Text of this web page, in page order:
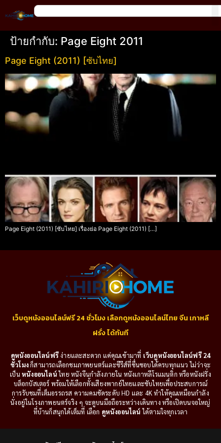
ป้ายกำกับ: Page Eight 2011
Page Eight (2011) [ซับไทย]
Page Eight (2011) [ซับไทย] เรื่องย่อ Page Eight (2011) […]
เว็บดูหนังออนไลน์ฟรี 24 ชั่วโมง เลือกดูหนังออนไลน์ไทย จีน เกาหลี
ฝรั่ง ได้ทันที
ดูหนังออนไลน์ฟรีง่ายและสะดวก แค่คุณเข้ามาที่ เว็บดูหนังออนไลน์ฟรี 24
ชั่วโมงก็สามารถเลือกชมภาพยนตร์และซีรีส์ที่ชื่นชอบได้ครบทุกแนว ไม่ว่าจะ
เป็นหนังออนไลน์ไทย หนังจีนกำลังภายใน หนังเกาหลีโรแมนติก หรือหนังฝรั่ง
บล็อกบัสเตอร์ พร้อมให้เลือกทั้งเสียงพากย์ไทยและซับไทยเพื่อประสบการณ์
การรับชมที่เต็มอรรถรส ความคมชัดระดับ HD และ 4K ทำให้คุณเหมือนกำลัง
นั่งอยู่ในโรงภาพยนตร์จริง ๆ จะดูบนมือถือระหว่างเดินทาง หรือเปิดบนจอใหญ่
ที่บ้านก็สนุกได้เต็มที่ เลือก ดูหนังออนไลน์ ได้ตามใจทุกเวลา